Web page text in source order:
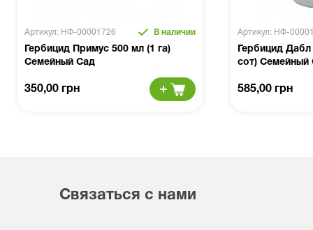
Артикул: НФ-00001726 В наличии
Гербицид Примус 500 мл (1 га)
Семейный Сад
350,00 грн
Артикул: НФ-
Гербицид
сот) Семейный
585,00 грн
Связаться с нами